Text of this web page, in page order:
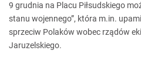
9 grudnia na Placu Piłsudskiego
stanu wojennego”, która m.in.
sprzeciw Polaków wobec rządów
Jaruzelskiego.